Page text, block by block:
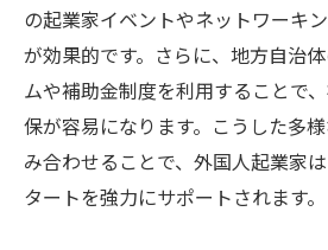
の起業家イベントやネットワーキ
が効果的です。さらに、地方自治
ムや補助金制度を利用することで
保が容易になります。こうした多
み合わせることで、外国人起業家
タートを強力にサポートされます。